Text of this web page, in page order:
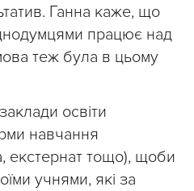
Ганна каже, що
працює над
теж була в цьому
освіти
навчання
екстернат тощо), щоби
учнями, які за